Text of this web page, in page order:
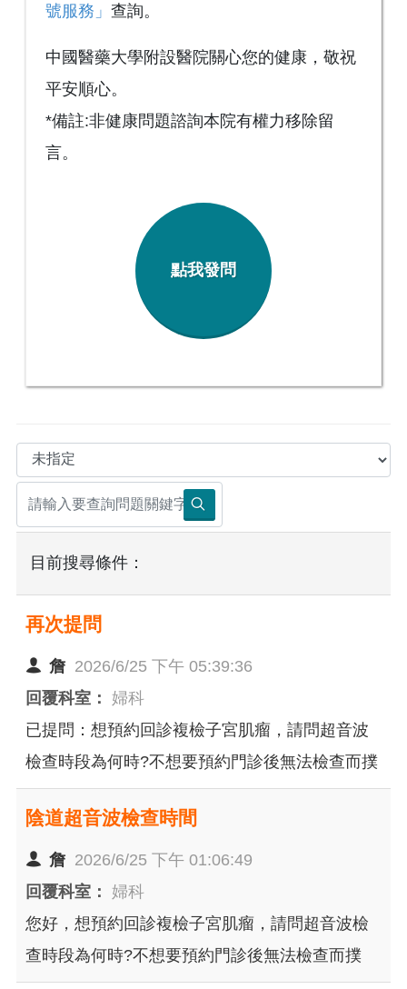
號服務」 查詢。
中國醫藥大學附設醫院關心您的健康，敬祝
平安順心。
*備註:非健康問題諮詢本院有權力移除留
言。
點我發問
目前搜尋條件：
再次提問
詹 2026/6/25 下午 05:39:36
回覆科室： 婦科
已提問：想預約回診複檢子宮肌瘤，請問超音波
檢查時段為何時?不想要預約門診後無法檢查而撲
空，奔波兩次到醫院還要收兩次門診費 請提供病
人能解決問題的答案謝謝！已經說明不想撲空，
提供我超音波可以檢查的時間！我當然理解要依
照醫師的評估後安排，我也說明我不想去聽醫師
講完後下一次才檢查，我要當場可以檢查！所以
要你們提供我時間！而你們同為醫院體系，不能
整合答案後回應嗎？為什麼還要病人自己打電話
陰道超音波檢查時間
詹 2026/6/25 下午 01:06:49
回覆科室： 婦科
您好，想預約回診複檢子宮肌瘤，請問超音波檢
查時段為何時?不想要預約門診後無法檢查而撲